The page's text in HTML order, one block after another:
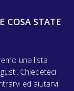
COSA STATE
una lista
Chiedeteci
ed aiutarvi